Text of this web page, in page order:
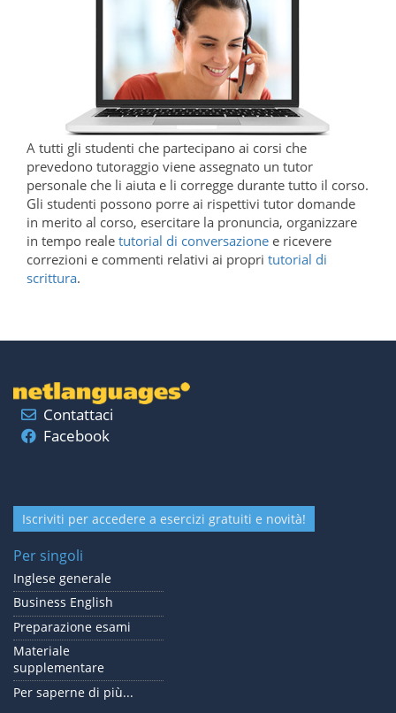
A tutti gli studenti che partecipano ai corsi che
prevedono tutoraggio viene assegnato un tutor
personale che li aiuta e li corregge durante tutto il corso.
Gli studenti possono porre ai rispettivi tutor domande
in merito al corso, esercitare la pronuncia, organizzare
in tempo reale tutorial di conversazione e ricevere
correzioni e commenti relativi ai propri tutorial di
scrittura.
Contattaci
Facebook
Iscriviti per accedere a esercizi gratuiti e novità!
Per singoli
Inglese generale
Business English
Preparazione esami
Materiale
supplementare
Per saperne di più...